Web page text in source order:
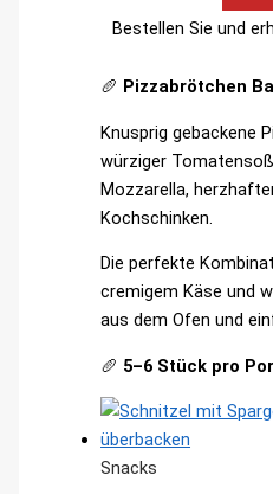
Bestellen Sie und
🥖 Pizzabrötchen
Knusprig gebackene
würziger
Mozzarella,
Kochschinken.
Die perfekte
cremigem Käse und
aus dem Ofen und
🥖 5–6 Stück pro
Snacks